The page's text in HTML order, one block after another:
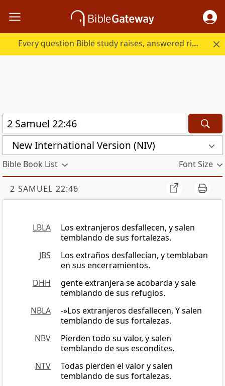
Every question Bible study raises, answered right here.
New International Version (NIV)
Bible Book List Font Size
2 SAMUEL 22:46
LBLA
Los extranjeros desfallecen, y salen
temblando de sus fortalezas.
JBS
Los extraños desfallecían, y temblaban
en sus encerramientos.
DHH
gente extranjera se acobarda y sale
temblando de sus refugios.
NBLA
-»Los extranjeros desfallecen, Y salen
temblando de sus fortalezas.
NBV
Pierden todo su valor, y salen
temblando de sus escondites.
NTV
Todas pierden el valor y salen
temblando de sus fortalezas.